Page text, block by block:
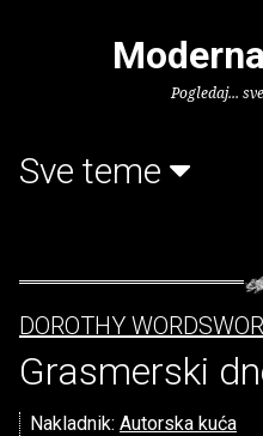
Pogledaj...
Sve teme
DOROTHY
Grasmerski
Nakladnik: Autorska kuća